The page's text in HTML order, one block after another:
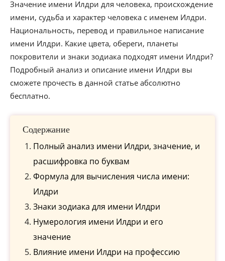
Значение имени Илдри для человека, происхождение
имени, судьба и характер человека с именем Илдри.
Национальность, перевод и правильное написание
имени Илдри. Какие цвета, обереги, планеты
покровители и знаки зодиака подходят имени Илдри?
Подробный анализ и описание имени Илдри вы
сможете прочесть в данной статье абсолютно
бесплатно.
Содержание
Полный анализ имени Илдри, значение, и
расшифровка по буквам
Формула для вычисления числа имени:
Илдри
Знаки зодиака для имени Илдри
Нумерология имени Илдри и его
значение
Влияние имени Илдри на профессию